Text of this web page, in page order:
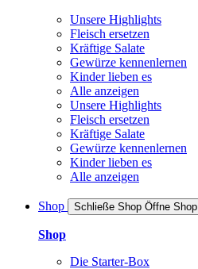
Unsere Highlights
Fleisch ersetzen
Kräftige Salate
Gewürze kennenlernen
Kinder lieben es
Alle anzeigen
Unsere Highlights
Fleisch ersetzen
Kräftige Salate
Gewürze kennenlernen
Kinder lieben es
Alle anzeigen
Shop Schließe Shop Öffne Shop
Shop
Die Starter-Box